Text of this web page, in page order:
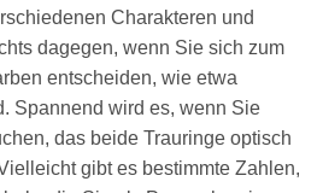
Charakteren und
dagegen, wenn Sie sich zum
entscheiden, wie etwa
Spannend wird es, wenn Sie
das beide Trauringe optisch
gibt es bestimmte Zahlen,